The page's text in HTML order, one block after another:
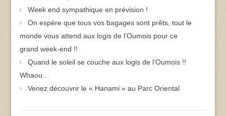
Week end sympathique en prévision !
On espère que tous vos bagages sont prêts, tout le
monde vous attend aux logis de l’Oumois pour ce
grand week-end !!
Quand le soleil se couche aux logis de l’Oumois !!
Whaou…
Venez découvrir le « Hanami » au Parc Oriental